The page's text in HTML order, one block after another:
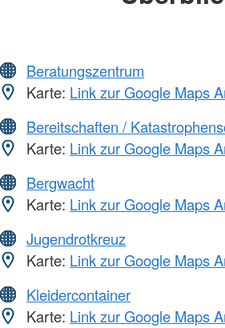
Beratungszentrum
Karte: Link zur Google Maps
Bereitschaften /
Karte: Link zur Google Maps
Bergwacht
Karte: Link zur Google Maps
Jugendrotkreuz
Karte: Link zur Google Maps
Kleidercontainer
Karte: Link zur Google Maps